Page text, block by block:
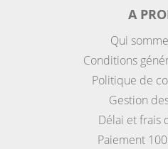
A
Qui
Conditions
Politique de
Gestion
Délai et frais
Paiement